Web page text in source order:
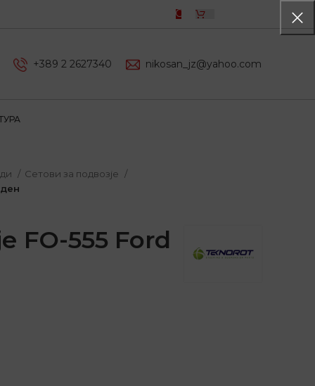
+389 2 2627340 nikosan_jz@yahoo.com
Сетови за подвозје
FO-555 Ford